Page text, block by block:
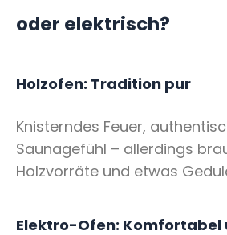
oder elektrisch?
Holzofen: Tradition pur
Knisterndes Feuer,
Saunagefühl – allerdings
Holzvorräte und etwas
Elektro-Ofen: Komfortabel